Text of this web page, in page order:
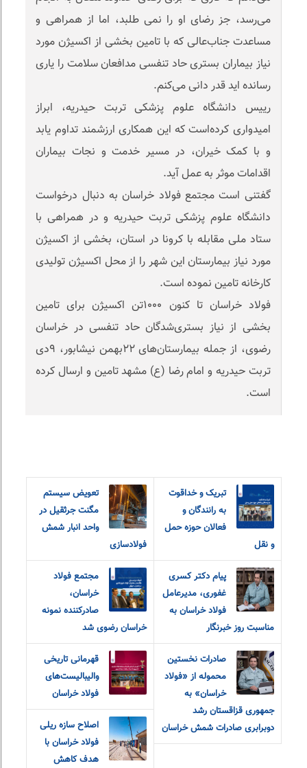
می‌رسد، جز رضای او را نمی طلبد، اما از همراهی و
مساعدت جناب‌عالی که با تامین بخشی از اکسیژن مورد
نیاز بیماران بستری حاد تنفسی مدافعان سلامت را یاری
رسانده اید قدر دانی می‌کنم.
رییس دانشگاه علوم پزشکی تربت حیدریه، ابراز
امیدواری کرده‌است که این همکاری ارزشمند تداوم یابد
و با کمک خیران، در مسیر خدمت و نجات بیماران
اقدامات موثر به عمل آید.
گفتنی است مجتمع فولاد خراسان به دنبال درخواست
دانشگاه علوم پزشکی تربت حیدریه و در همراهی با
ستاد ملی مقابله با کرونا در استان، بخشی از اکسیژن
مورد نیاز بیمارستان این شهر را از محل اکسیژن تولیدی
کارخانه تامین نموده است.
فولاد خراسان تا کنون ١٠٠٠تن اکسیژن برای تامین
بخشی از نیاز بستری‌شدگان حاد تنفسی در خراسان
رضوی، از جمله بیمارستان‌های ٢٢بهمن نیشابور، ٩دی
تربت حیدریه و امام رضا (ع) مشهد تامین و ارسال کرده
است.
تبریک و خداقوت
به رانندگان و
فعالان حوزه حمل
و نقل
تعویض سیستم
مگنت جرثقیل در
واحد انبار شمش
فولادسازی
پیام دکتر کسری
غفوری، مدیرعامل
فولاد خراسان به
مناسبت روز خبرنگار
مجتمع فولاد
خراسان،
صادرکننده نمونه
خراسان رضوی شد
صادرات نخستین
محموله از «فولاد
خراسان» به
جمهوری قزاقستان رشد
دوبرابری صادرات شمش خراسان
قهرمانی تاریخی
والیبالیست‌های
فولاد خراسان
اصلاح سازه ریلی
فولاد خراسان با
هدف کاهش